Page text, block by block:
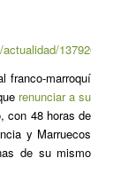
franco-marroquí
renunciar a su
con 48 horas de
y Marruecos
de su mismo